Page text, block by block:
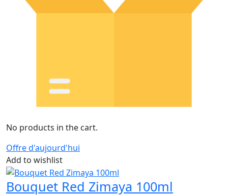
No products in the cart.
Offre d'aujourd'hui
Add to wishlist
Bouquet Red Zimaya 100ml